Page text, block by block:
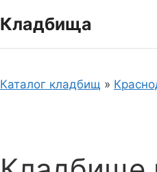
Кладбища
Каталог кладбищ »